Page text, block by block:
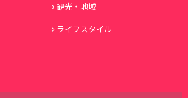
観光・地域
ライフスタイル